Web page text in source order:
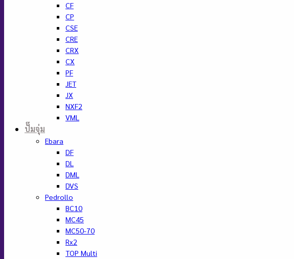
CF
CP
CSE
CRE
CRX
CX
PF
JET
JX
NXF2
VML
ปั๊มจุ่ม
Ebara
DF
DL
DML
DVS
Pedrollo
BC10
MC45
MC50-70
Rx2
TOP Multi